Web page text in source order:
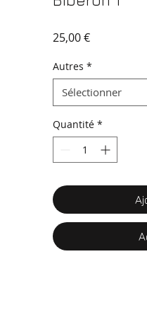
25,00 €Prix
Autres *
Sélectionner
Quantité *